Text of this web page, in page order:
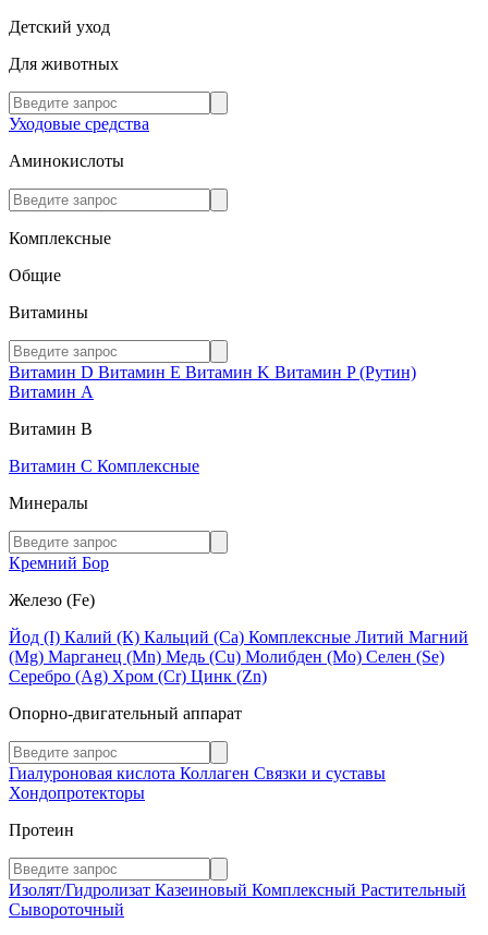
Детский уход
Для животных
Уходовые средства
Аминокислоты
Комплексные
Общие
Витамины
Витамин D Витамин E Витамин K Витамин P (Рутин)
Витамин А
Витамин В
Витамин C Комплексные
Минералы
Кремний Бор
Железо (Fe)
Йод (I) Калий (К) Кальций (Са) Комплексные Литий Магний
(Mg) Марганец (Mn) Медь (Сu) Молибден (Мо) Селен (Se)
Серебро (Ag) Хром (Cr) Цинк (Zn)
Опорно-двигательный аппарат
Гиалуроновая кислота Коллаген Связки и суставы
Хондопротекторы
Протеин
Изолят/Гидролизат Казеиновый Комплексный Растительный
Сывороточный